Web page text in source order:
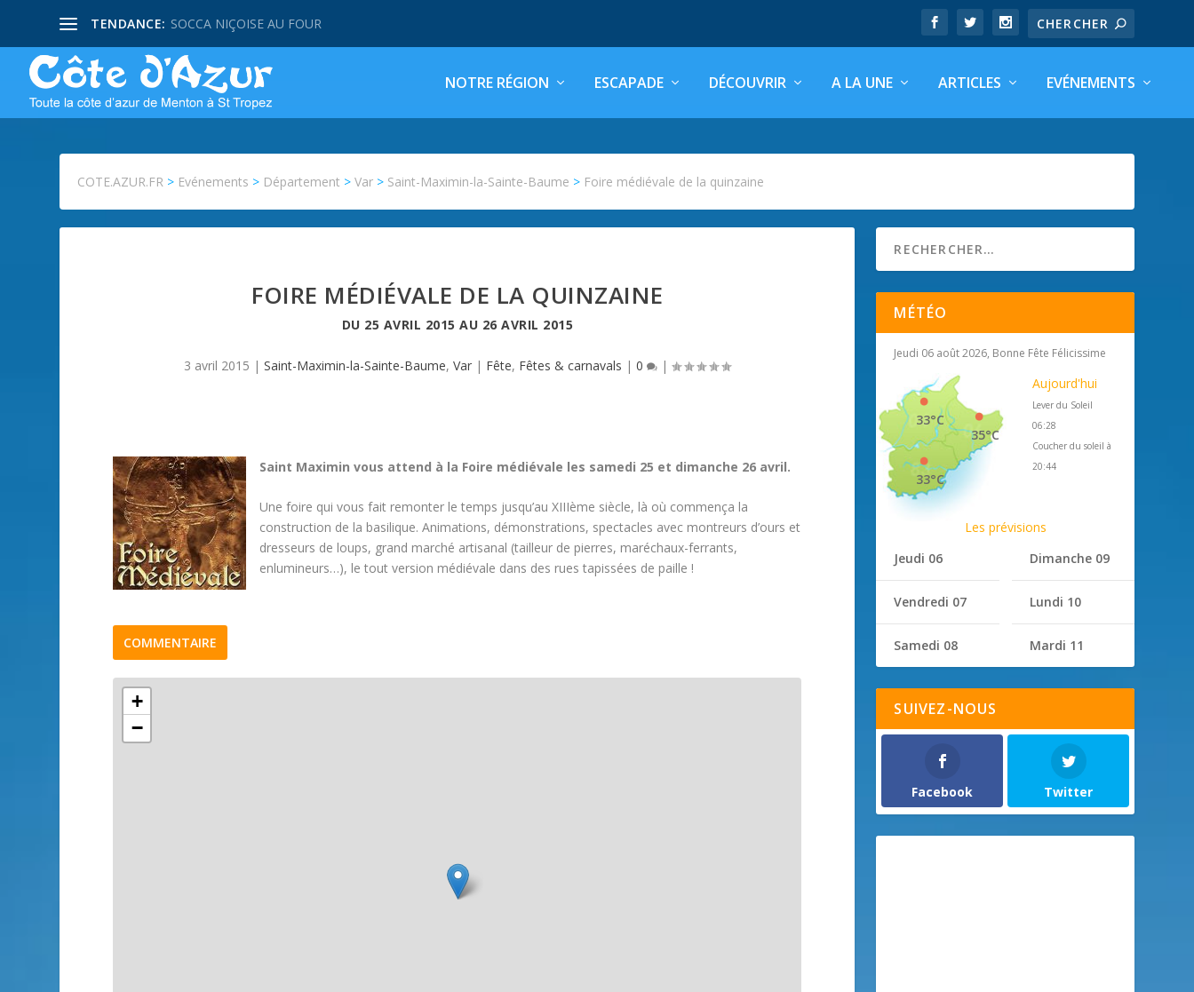
TENDANCE: SOCCA NIÇOISE AU FOUR
NOTRE RÉGION ESCAPADE DÉCOUVRIR A LA UNE ARTICLES EVÉNEMENTS
COTE.AZUR.FR > Evénements > Département >Var > Saint-Maximin-la-Sainte-Baume > Foire médiévale de la quinzaine
FOIRE MÉDIÉVALE DE LA QUINZAINE
DU 25 AVRIL 2015 AU 26 AVRIL 2015
3 avril 2015 |Saint-Maximin-la-Sainte-Baume,Var | Fête, Fêtes & carnavals |0 |
Saint Maximin vous attend à la Foire médiévale les samedi 25 et dimanche 26 avril.
Une foire qui vous fait remonter le temps jusqu’au XIIIème siècle, là où commença la
construction de la basilique. Animations, démonstrations, spectacles avec montreurs d’ours et
dresseurs de loups, grand marché artisanal (tailleur de pierres, maréchaux-ferrants,
enlumineurs…), le tout version médiévale dans des rues tapissées de paille !
COMMENTAIRE
+
−
MÉTÉO
Jeudi 06 août 2026, Bonne Fête Félicissime
35°C
33°C
33°C
Aujourd'hui
Lever du Soleil
06:28
Coucher du soleil à
20:44
Les prévisions
Jeudi 06
Vendredi 07
Samedi 08
Dimanche 09
Lundi 10
Mardi 11
SUIVEZ-NOUS
Facebook Twitter